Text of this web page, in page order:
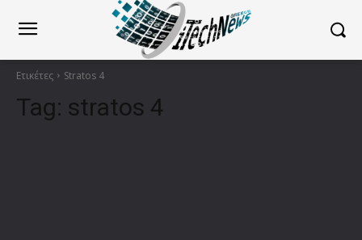
Ετικέτες Stratos 4
Tag: stratos 4